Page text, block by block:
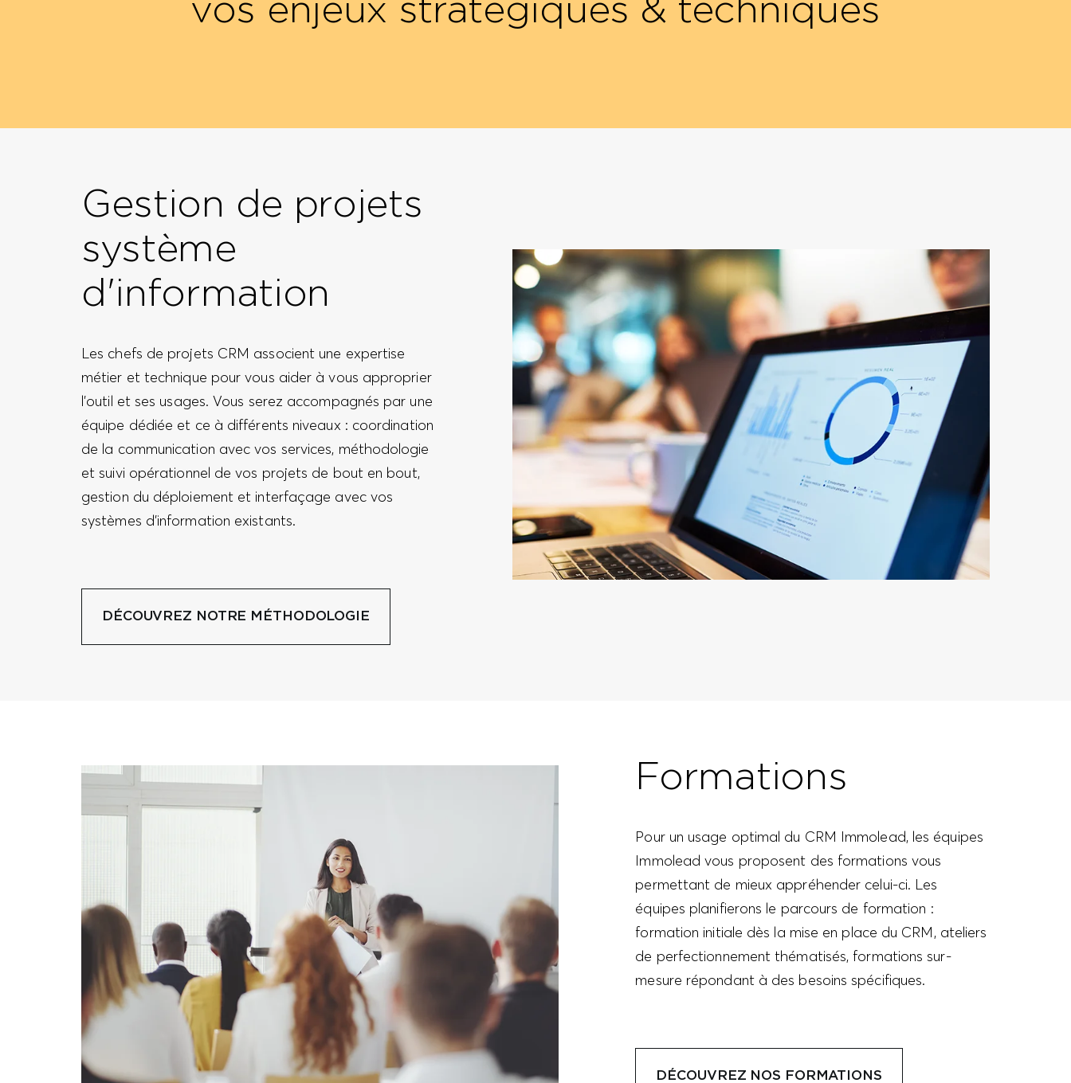
vos enjeux stratégiques & techniques
Gestion de projets
système
d'information
Les chefs de projets CRM associent une expertise
métier et technique pour vous aider à vous approprier
l’outil et ses usages. Vous serez accompagnés par une
équipe dédiée et ce à différents niveaux : coordination
de la communication avec vos services, méthodologie
et suivi opérationnel de vos projets de bout en bout,
gestion du déploiement et interfaçage avec vos
systèmes d’information existants.
DÉCOUVREZ NOTRE MÉTHODOLOGIE
Formations
Pour un usage optimal du CRM Immolead, les équipes
Immolead vous proposent des formations vous
permettant de mieux appréhender celui-ci. Les
équipes planifierons le parcours de formation :
formation initiale dès la mise en place du CRM, ateliers
de perfectionnement thématisés, formations sur-
mesure répondant à des besoins spécifiques.
DÉCOUVREZ NOS FORMATIONS